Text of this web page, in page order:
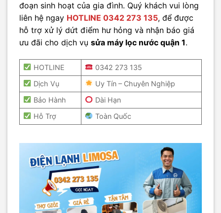
đoạn sinh hoạt của gia đình. Quý khách vui lòng
liên hệ ngay HOTLINE 0342 273 135, để được
hỗ trợ xử lý dứt điểm hư hỏng và nhận báo giá
ưu đãi cho dịch vụ sửa máy lọc nước quận 1.
HOTLINE
0342 273 135
Dịch Vụ
Uy Tín – Chuyên Nghiệp
Bảo Hành
Dài Hạn
Hỗ Trợ
Toàn Quốc